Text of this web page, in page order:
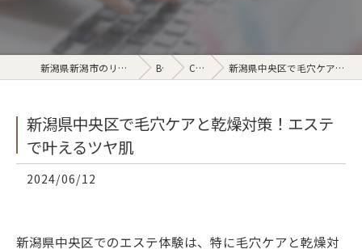
新潟県新潟市のリラクゼーションならSukhairo Blog Column 新潟県中央区で毛穴ケアと乾燥対策！エステで叶えるツヤ肌
新潟県中央区で毛穴ケアと乾燥対策！エステ
で叶えるツヤ肌
2024/06/12
新潟県中央区でのエステ体験は、特に毛穴ケアと乾燥対